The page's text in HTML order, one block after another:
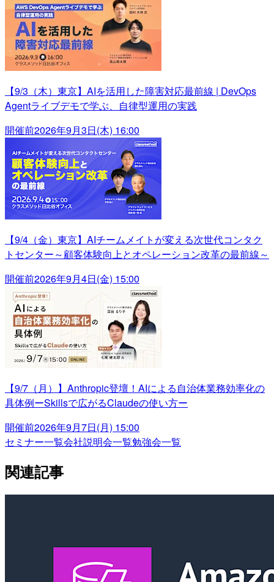
【9/3（木）東京】AIを活用した障害対応最前線 | DevOps
Agentライブデモで学ぶ、自律型運用の実践
開催前2026年9月3日(木) 16:00
【9/4（金）東京】AIチームメイトが変える次世代コンタク
トセンター～顧客体験向上とオペレーション改革の最前線～
開催前2026年9月4日(金) 15:00
【9/7（月）】Anthropic登壇！AIによる自治体業務効率化の
具体例ーSkillsで広がるClaudeの使い方ー
開催前2026年9月7日(月) 15:00
セミナー一覧会社説明会一覧勉強会一覧
関連記事